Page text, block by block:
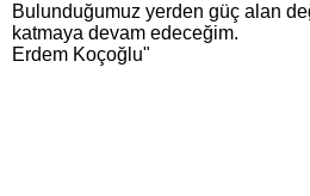
Bulunduğumuz yerden güç alan
katmaya devam edeceğim.
Erdem Koçoğlu"